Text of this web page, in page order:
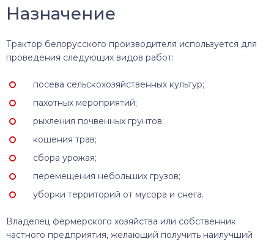
Назначение
Трактор белорусского производителя используется для
проведения следующих видов работ:
посева сельскохозяйственных культур;
пахотных мероприятий;
рыхления почвенных грунтов;
кошения трав;
сбора урожая;
перемещения небольших грузов;
уборки территорий от мусора и снега.
Владелец фермерского хозяйства или собственник
частного предприятия, желающий получить наилучший